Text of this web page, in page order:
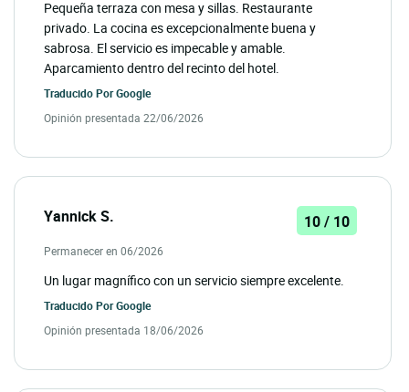
Pequeña terraza con mesa y sillas. Restaurante
privado. La cocina es excepcionalmente buena y
sabrosa. El servicio es impecable y amable.
Aparcamiento dentro del recinto del hotel.
Traducido PorGoogle
Opinión presentada 22/06/2026
Yannick S. 10 / 10
Permanecer en 06/2026
Un lugar magnífico con un servicio siempre excelente.
Traducido PorGoogle
Opinión presentada 18/06/2026